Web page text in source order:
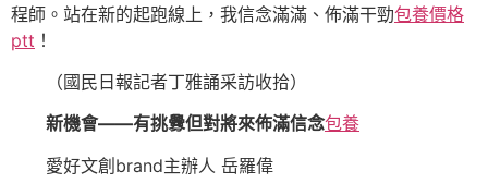
程師。站在新的起跑線上，我信念滿滿、佈滿干勁包養價格
ptt ！
（國民日報記者丁雅誦采訪收拾）
新機會——有挑釁但對將來佈滿信念包養
愛好文創brand主辦人 岳羅偉